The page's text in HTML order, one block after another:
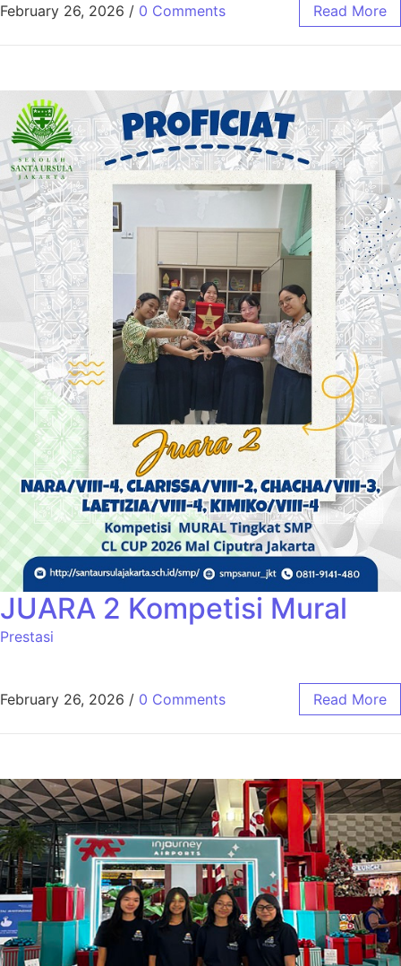
February 26, 2026 / 0 Comments Read More
JUARA 2 Kompetisi Mural
Prestasi
February 26, 2026 / 0 Comments Read More